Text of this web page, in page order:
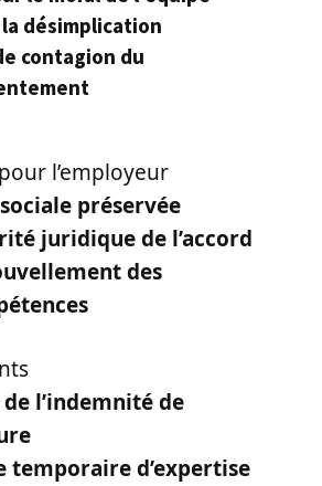
désimplication
contagion du
l’employeur
préservée
juridique de l’accord
des
l’indemnité de
temporaire d’expertise